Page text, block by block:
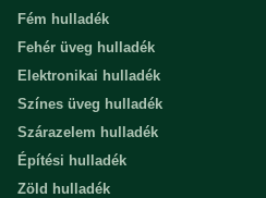
Fém hulladék
Fehér üveg hulladék
Elektronikai hulladék
Színes üveg hulladék
Szárazelem hulladék
Építési hulladék
Zöld hulladék